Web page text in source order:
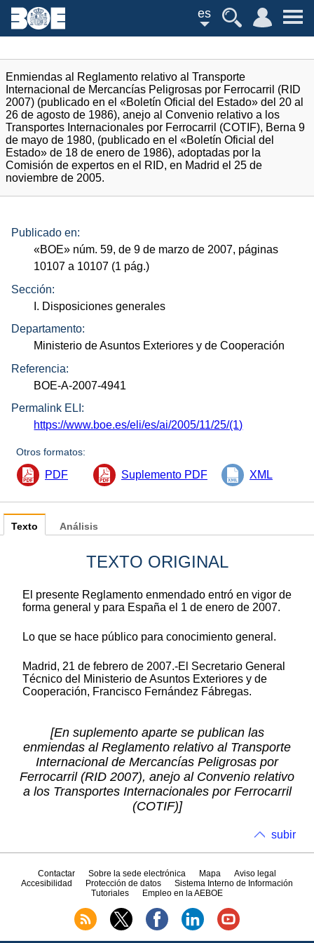
es
Enmiendas al Reglamento relativo al Transporte
Internacional de Mercancías Peligrosas por Ferrocarril (RID
2007) (publicado en el «Boletín Oficial del Estado» del 20 al
26 de agosto de 1986), anejo al Convenio relativo a los
Transportes Internacionales por Ferrocarril (COTIF), Berna 9
de mayo de 1980, (publicado en el «Boletín Oficial del
Estado» de 18 de enero de 1986), adoptadas por la
Comisión de expertos en el RID, en Madrid el 25 de
noviembre de 2005.
Publicado en:
«BOE» núm. 59, de 9 de marzo de 2007, páginas
10107 a 10107 (1 pág.)
Sección:
I. Disposiciones generales
Departamento:
Ministerio de Asuntos Exteriores y de Cooperación
Referencia:
BOE-A-2007-4941
Permalink ELI:
https://www.boe.es/eli/es/ai/2005/11/25/(1)
Otros formatos:
PDF Suplemento PDF XML
Texto
TEXTO ORIGINAL
El presente Reglamento enmendado entró en vigor de
forma general y para España el 1 de enero de 2007.
Lo que se hace público para conocimiento general.
Madrid, 21 de febrero de 2007.-El Secretario General
Técnico del Ministerio de Asuntos Exteriores y de
Cooperación, Francisco Fernández Fábregas.
[En suplemento aparte se publican las
enmiendas al Reglamento relativo al Transporte
Internacional de Mercancías Peligrosas por
Ferrocarril (RID 2007), anejo al Convenio relativo
a los Transportes Internacionales por Ferrocarril
(COTIF)]
Análisis
subir
Contactar Sobre la sede electrónica Mapa
Aviso legal
Accesibilidad
Protección de datos
Sistema Interno de Información
Tutoriales
Empleo en la AEBOE